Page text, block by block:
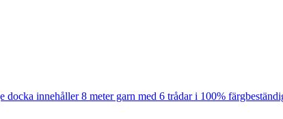
innehåller 8 meter garn med 6 trådar i 100%